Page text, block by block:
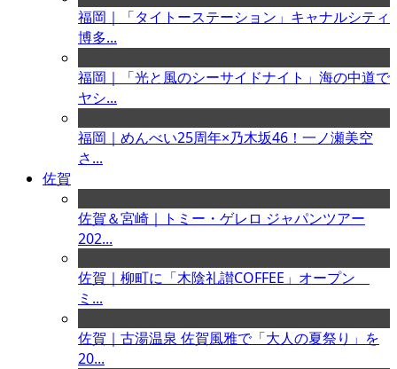
福岡｜「タイトーステーション」キャナルシティ
博多...
福岡｜「光と風のシーサイドナイト」海の中道で
ヤシ...
福岡｜めんべい25周年×乃木坂46！一ノ瀬美空
さ...
佐賀
佐賀＆宮崎｜トミー・ゲレロ ジャパンツアー
202...
佐賀｜柳町に「木陰礼讃COFFEE」オープン
ミ...
佐賀｜古湯温泉 佐賀風雅で「大人の夏祭り」を
20...